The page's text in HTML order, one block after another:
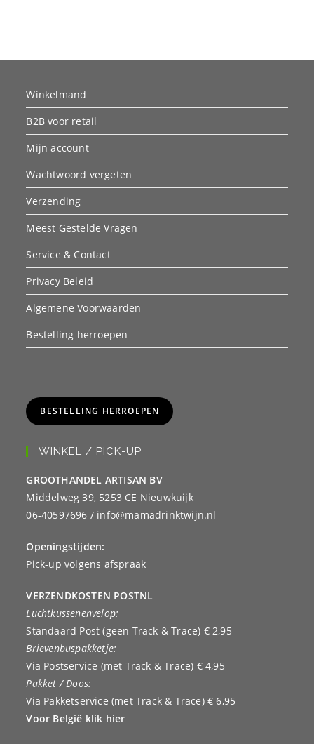
Winkelmand
B2B voor retail
Mijn account
Wachtwoord vergeten
Verzending
Meest Gestelde Vragen
Service & Contact
Privacy Beleid
Algemene Voorwaarden
Bestelling herroepen
BESTELLING HERROEPEN
WINKEL / PICK-UP
GROOTHANDEL ARTISAN BV
Middelweg 39, 5253 CE Nieuwkuijk
06-40597696 / info@mamadrinktwijn.nl
Openingstijden:
Pick-up volgens afspraak
VERZENDKOSTEN POSTNL
Luchtkussenenvelop:
Standaard Post (geen Track & Trace) € 2,95
Brievenbuspakketje:
Via Postservice (met Track & Trace) € 4,95
Pakket / Doos:
Via Pakketservice (met Track & Trace) € 6,95
Voor België klik hier